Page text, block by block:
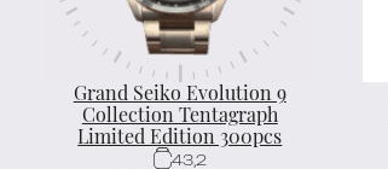
Grand Seiko Evolution 9
Collection Tentagraph
Limited Edition 300pcs
43,2